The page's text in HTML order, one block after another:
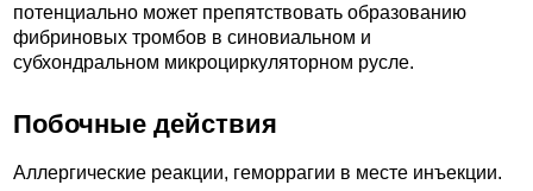
потенциально может препятствовать образованию
фибриновых тромбов в синовиальном и
субхондральном микроциркуляторном русле.
Побочные действия
Аллергические реакции, геморрагии в месте инъекции.